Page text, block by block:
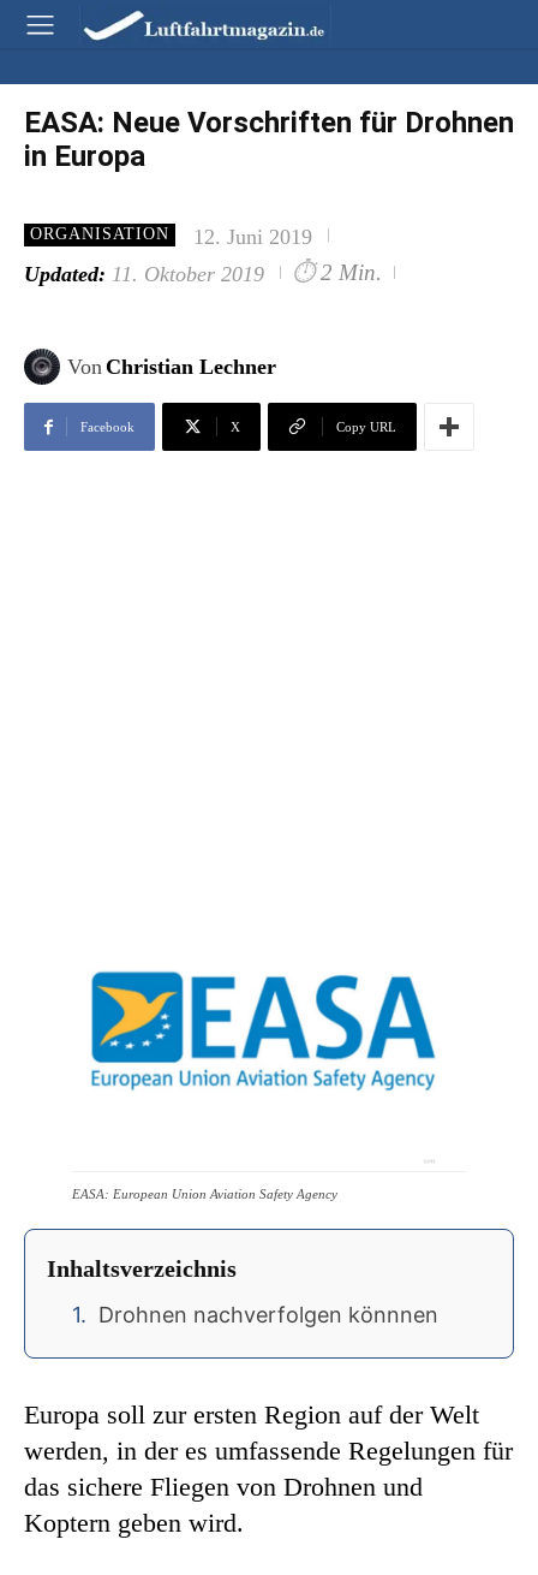
EASA: Neue Vorschriften für Drohnen
in Europa
ORGANISATION
12. Juni 2019
Updated: 11. Oktober 2019 ⏱ 2 Min.
VonChristian Lechner
Facebook X Copy URL
EASA: European Union Aviation Safety Agency
Inhaltsverzeichnis
Drohnen nachverfolgen könnnen
Europa soll zur ersten Region auf der Welt
werden, in der es umfassende Regelungen für
das sichere Fliegen von Drohnen und
Koptern geben wird.